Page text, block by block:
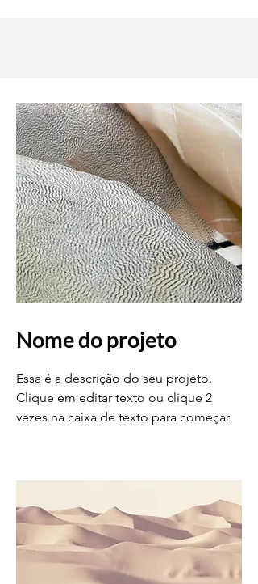
Nome do projeto
Essa é a descrição do seu projeto.
Clique em editar texto ou clique 2
vezes na caixa de texto para começar.